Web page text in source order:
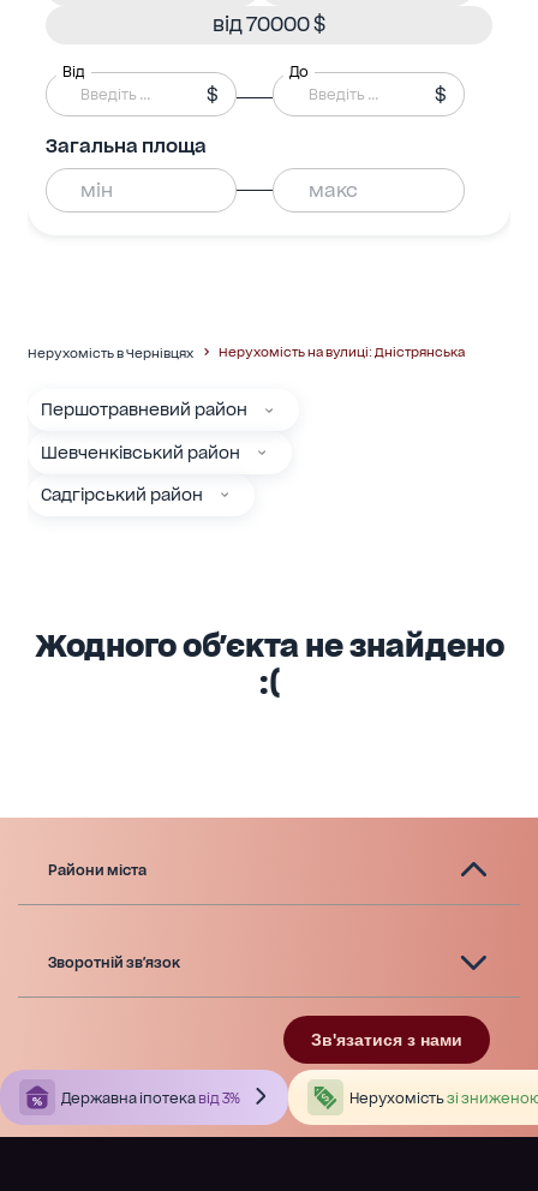
від 70000 $
Від
$
До
$
Загальна площа
Нерухомість в Чернівцях Нерухомість на вулиці: Дністрянська
Першотравневий район
Шевченківський район
Садгірський район
Жодного об'єкта не знайдено
:(
Райони міста
Зворотній зв'язок
Зв'язатися з нами
Державна іпотека від 3% Нерухомістьзі